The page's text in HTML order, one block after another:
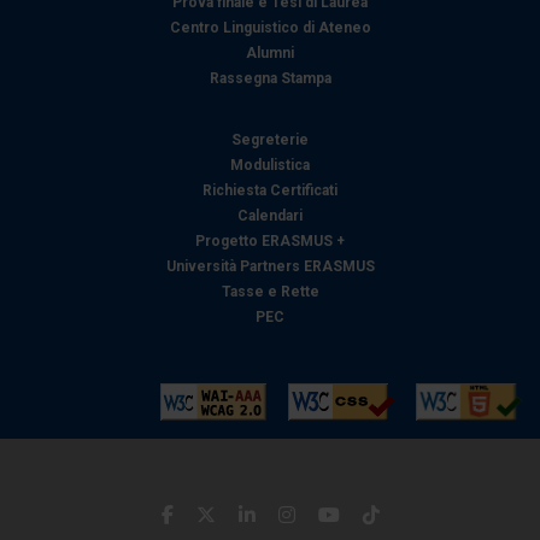
Centro Linguistico di Ateneo
Alumni
Rassegna Stampa
Segreterie
Modulistica
Richiesta Certificati
Calendari
Progetto ERASMUS +
Università Partners ERASMUS
Tasse e Rette
PEC